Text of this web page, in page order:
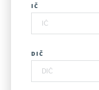
IČ
DIČ